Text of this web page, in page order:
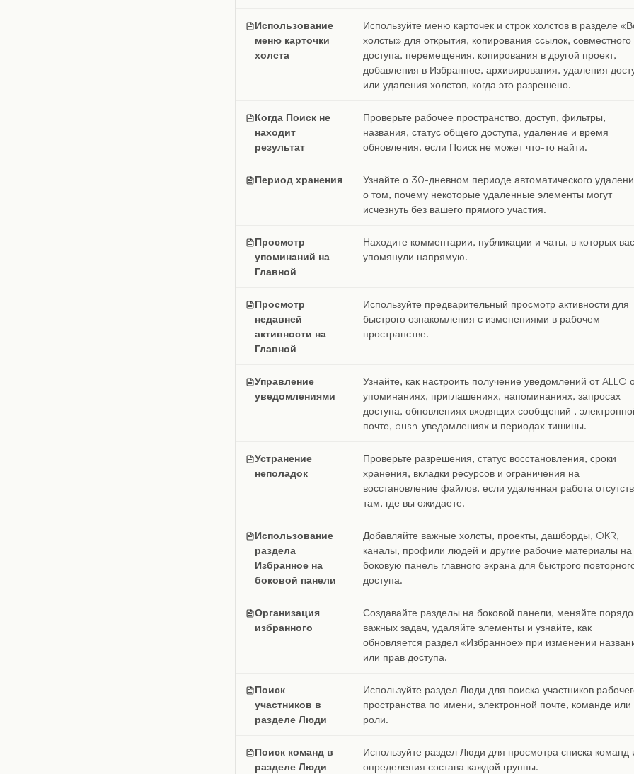
Использование
меню карточки
холста
Используйте меню карточек и строк холстов в разделе
холсты» для открытия, копирования ссылок, совместного
доступа, перемещения, копирования в другой проект,
добавления в Избранное, архивирования, удаления
или удаления холстов, когда это разрешено.
Когда Поиск не
находит
результат
Проверьте рабочее пространство, доступ, фильтры,
названия, статус общего доступа, удаление и время
обновления, если Поиск не может что-то найти.
Период хранения
Узнайте о 30-дневном периоде автоматического
о том, почему некоторые удаленные элементы могут
исчезнуть без вашего прямого участия.
Просмотр
упоминаний на
Главной
Находите комментарии, публикации и чаты, в которых вас
упомянули напрямую.
Просмотр
недавней
активности на
Главной
Используйте предварительный просмотр активности для
быстрого ознакомления с изменениями в рабочем
пространстве.
Управление
уведомлениями
Узнайте, как настроить получение уведомлений от ALLO
упоминаниях, приглашениях, напоминаниях, запросах
доступа, обновлениях входящих сообщений ,
почте, push-уведомлениях и периодах тишины.
Устранение
неполадок
Проверьте разрешения, статус восстановления, сроки
хранения, вкладки ресурсов и ограничения на
восстановление файлов, если удаленная работа
там, где вы ожидаете.
Использование
раздела
Избранное на
боковой панели
Добавляйте важные холсты, проекты, дашборды, OKR,
каналы, профили людей и другие рабочие материалы на
боковую панель главного экрана для быстрого
доступа.
Организация
избранного
Создавайте разделы на боковой панели, меняйте
важных задач, удаляйте элементы и узнайте, как
обновляется раздел «Избранное» при изменении
или прав доступа.
Поиск
участников в
разделе Люди
Используйте раздел Люди для поиска участников
пространства по имени, электронной почте, команде или
роли.
Поиск команд в
разделе Люди
Используйте раздел Люди для просмотра списка команд
определения состава каждой группы.